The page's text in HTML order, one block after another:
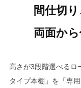
間仕切
両面か
高さが3段階選べるロ
タイプ本棚」を「専